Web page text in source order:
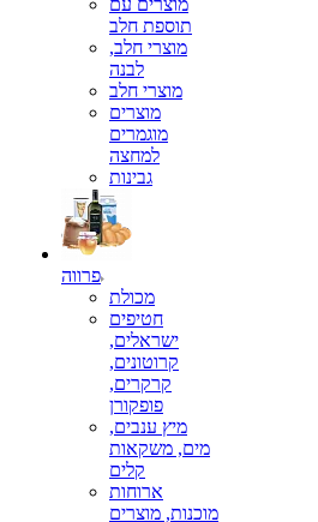
מוצרים עם
תוספת חלב
מוצרי חלב,
לבנה
מוצרי חלב
מוצרים
מוגמרים
למחצה
גבינות
פרווה
מכולת
חטיפים
ישראלים,
קרוטונים,
קרקרים,
פופקורן
מיץ ענבים,
מים, משקאות
קלים
ארוחות
מוכנות, מוצרים